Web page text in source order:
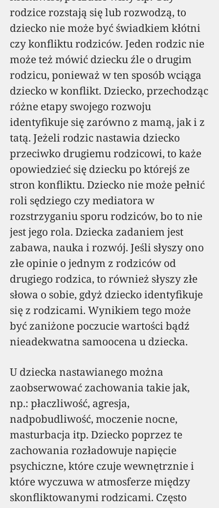
rodzice rozstają się lub rozwodzą, to
dziecko nie może być świadkiem kłótni
czy konfliktu rodziców. Jeden rodzic nie
może też mówić dziecku źle o drugim
rodzicu, ponieważ w ten sposób wciąga
dziecko w konflikt. Dziecko, przechodząc
różne etapy swojego rozwoju
identyfikuje się zarówno z mamą, jak i z
tatą. Jeżeli rodzic nastawia dziecko
przeciwko drugiemu rodzicowi, to każe
opowiedzieć się dziecku po którejś ze
stron konfliktu. Dziecko nie może pełnić
roli sędziego czy mediatora w
rozstrzyganiu sporu rodziców, bo to nie
jest jego rola. Dziecka zadaniem jest
zabawa, nauka i rozwój. Jeśli słyszy ono
złe opinie o jednym z rodziców od
drugiego rodzica, to również słyszy złe
słowa o sobie, gdyż dziecko identyfikuje
się z rodzicami. Wynikiem tego może
być zaniżone poczucie wartości bądź
nieadekwatna samoocena u dziecka.
U dziecka nastawianego można
zaobserwować zachowania takie jak,
np.: płaczliwość, agresja,
nadpobudliwość, moczenie nocne,
masturbacja itp. Dziecko poprzez te
zachowania rozładowuje napięcie
psychiczne, które czuje wewnętrznie i
które wyczuwa w atmosferze między
skonfliktowanymi rodzicami. Często